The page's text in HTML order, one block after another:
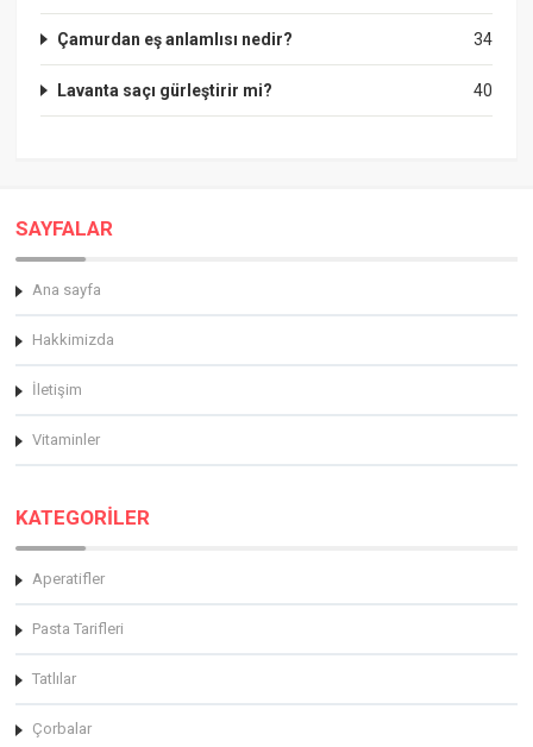
34
Çamurdan eş anlamlısı nedir?
40
Lavanta saçı gürleştirir mi?
SAYFALAR
Ana sayfa
Hakkimizda
İletişim
Vitaminler
KATEGORİLER
Aperatifler
Pasta Tarifleri
Tatlılar
Çorbalar